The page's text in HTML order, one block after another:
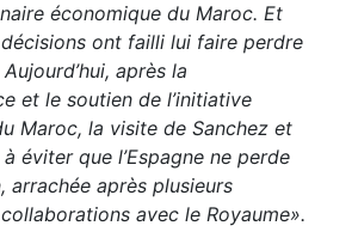
économique du Maroc. Et
ont failli lui faire perdre
après la
et le soutien de l’initiative
Maroc, la visite de Sanchez et
à éviter que l’Espagne ne perde
arrachée après plusieurs
avec le Royaume».